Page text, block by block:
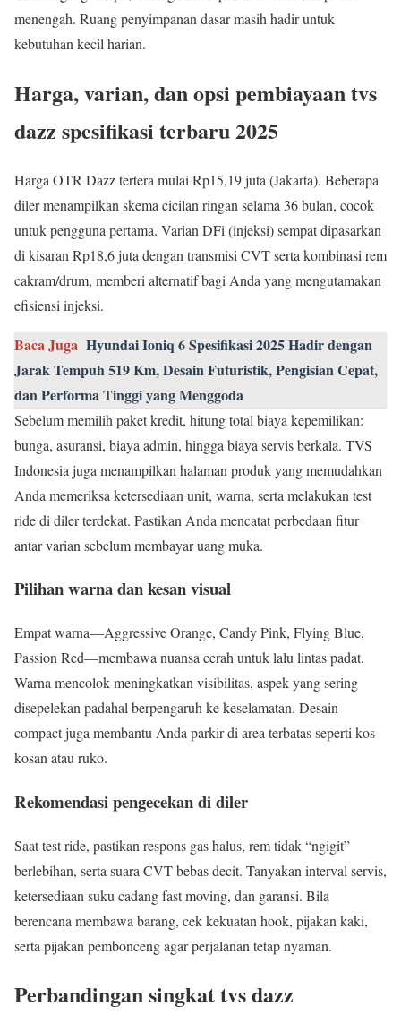
menengah. Ruang penyimpanan dasar masih hadir untuk
kebutuhan kecil harian.
Harga, varian, dan opsi pembiayaan tvs
dazz spesifikasi terbaru 2025
Harga OTR Dazz tertera mulai Rp15,19 juta (Jakarta). Beberapa
diler menampilkan skema cicilan ringan selama 36 bulan, cocok
untuk pengguna pertama. Varian DFi (injeksi) sempat dipasarkan
di kisaran Rp18,6 juta dengan transmisi CVT serta kombinasi rem
cakram/drum, memberi alternatif bagi Anda yang mengutamakan
efisiensi injeksi.
Baca Juga Hyundai Ioniq 6 Spesifikasi 2025 Hadir dengan
Jarak Tempuh 519 Km, Desain Futuristik, Pengisian Cepat,
dan Performa Tinggi yang Menggoda
Sebelum memilih paket kredit, hitung total biaya kepemilikan:
bunga, asuransi, biaya admin, hingga biaya servis berkala. TVS
Indonesia juga menampilkan halaman produk yang memudahkan
Anda memeriksa ketersediaan unit, warna, serta melakukan test
ride di diler terdekat. Pastikan Anda mencatat perbedaan fitur
antar varian sebelum membayar uang muka.
Pilihan warna dan kesan visual
Empat warna—Aggressive Orange, Candy Pink, Flying Blue,
Passion Red—membawa nuansa cerah untuk lalu lintas padat.
Warna mencolok meningkatkan visibilitas, aspek yang sering
disepelekan padahal berpengaruh ke keselamatan. Desain
compact juga membantu Anda parkir di area terbatas seperti kos-
kosan atau ruko.
Rekomendasi pengecekan di diler
Saat test ride, pastikan respons gas halus, rem tidak “ngigit”
berlebihan, serta suara CVT bebas decit. Tanyakan interval servis,
ketersediaan suku cadang fast moving, dan garansi. Bila
berencana membawa barang, cek kekuatan hook, pijakan kaki,
serta pijakan pembonceng agar perjalanan tetap nyaman.
Perbandingan singkat tvs dazz